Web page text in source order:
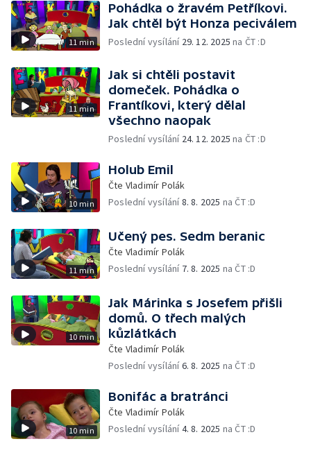
11 min
Pohádka o žravém Petříkovi.
Jak chtěl být Honza peciválem
Poslední vysílání 29. 12. 2025 na ČT :D
11 min
Jak si chtěli postavit
domeček. Pohádka o
Frantíkovi, který dělal
všechno naopak
Poslední vysílání 24. 12. 2025 na ČT :D
10 min
Holub Emil
Čte Vladimír Polák
Poslední vysílání8. 8. 2025 na ČT :D
11 min
Učený pes. Sedm beranic
Čte Vladimír Polák
Poslední vysílání 7. 8. 2025 na ČT :D
10 min
Jak Márinka s Josefem přišli
domů. O třech malých
kůzlátkách
Čte Vladimír Polák
Poslední vysílání6. 8. 2025 na ČT :D
10 min
Bonifác a bratránci
Čte Vladimír Polák
Poslední vysílání4. 8. 2025 na ČT :D